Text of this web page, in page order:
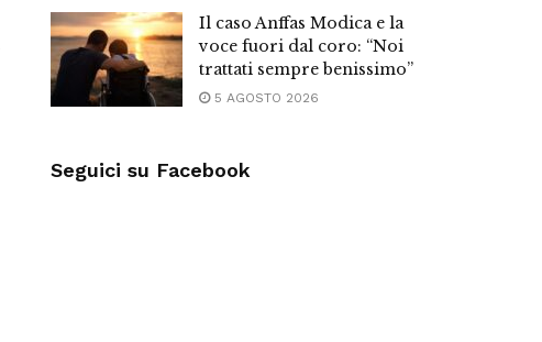
Il caso Anffas Modica e la
voce fuori dal coro: “Noi
trattati sempre benissimo”
5 AGOSTO 2026
Seguici su Facebook